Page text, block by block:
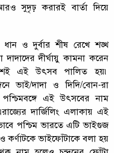
সুদৃঢ় করারই বার্তা দিয়ে
ধান ও দুর্বার শীষ রেখে শঙ্খ
দীর্ঘায়ু কামনা করেন
এই উৎসব পালিত হয়৷
ভাই/দাদা ও দিদি/বোন-রা
এই উৎসবের নাম
দার্জিলিং এলাকায় এই
পশ্চিম ভারতে এটি ভাইগুজ
ও কর্ণাটকে ভাইফোঁটাকে বলা হয়